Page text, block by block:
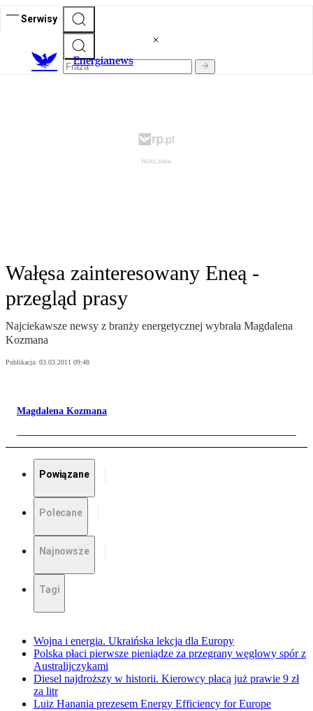
Serwisy
Energianews
Wałęsa zainteresowany Eneą -
przegląd prasy
Najciekawsze newsy z branży energetycznej wybrała Magdalena
Kozmana
Publikacja: 03.03.2011 09:48
Magdalena Kozmana
Powiązane
Polecane
Najnowsze
Tagi
Wojna i energia. Ukraińska lekcja dla Europy
Polska płaci pierwsze pieniądze za przegrany węglowy spór z
Australijczykami
Diesel najdroższy w historii. Kierowcy płacą już prawie 9 zł
za litr
Luiz Hanania prezesem Energy Efficiency for Europe